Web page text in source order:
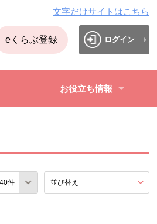
文字だけサイトはこちら
eくらぶ登録 ログイン
お役立ち情報
並び替え